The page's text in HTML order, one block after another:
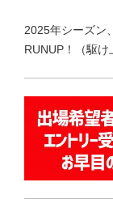
2025年シーズン
RUNUP！（駆け